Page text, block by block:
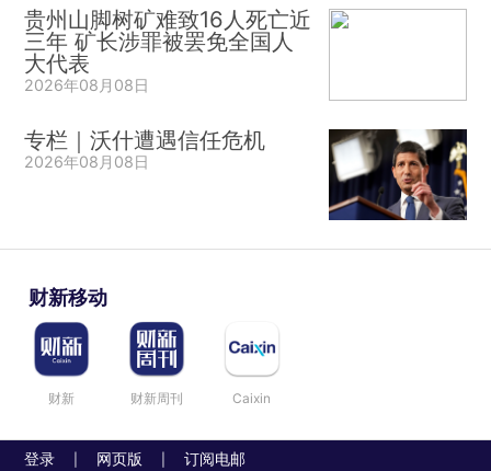
贵州山脚树矿难致16人死亡近
三年 矿长涉罪被罢免全国人
大代表
2026年08月08日
专栏｜沃什遭遇信任危机
2026年08月08日
财新移动
财新 财新周刊 Caixin
登录 网页版 订阅电邮